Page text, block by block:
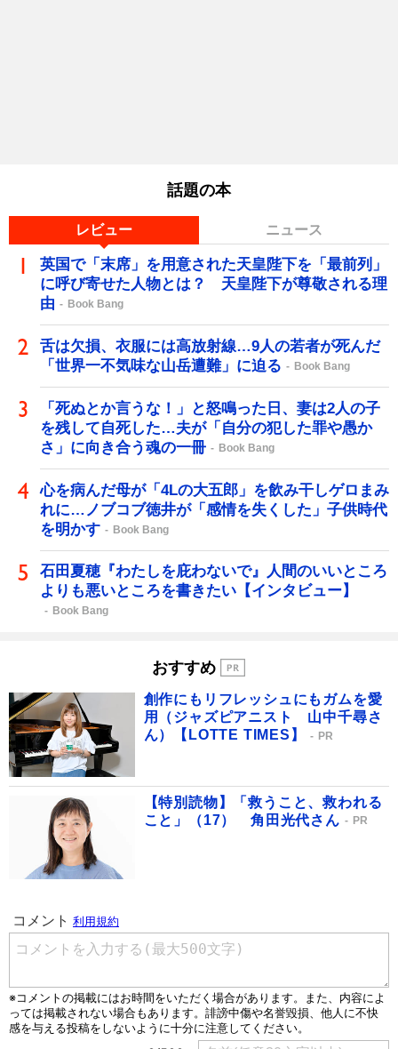
話題の本
レビュー ニュース
英国で「末席」を用意された天皇陛下を「最前列」
に呼び寄せた人物とは？ 天皇陛下が尊敬される理
由
Book Bang
舌は欠損、衣服には高放射線…9人の若者が死んだ
「世界一不気味な山岳遭難」に迫る
Book Bang
「死ぬとか言うな！」と怒鳴った日、妻は2人の子
を残して自死した…夫が「自分の犯した罪や愚か
さ」に向き合う魂の一冊
Book Bang
心を病んだ母が「4Lの大五郎」を飲み干しゲロまみ
れに…ノブコブ徳井が「感情を失くした」子供時代
を明かす
Book Bang
石田夏穂『わたしを庇わないで』人間のいいところ
よりも悪いところを書きたい【インタビュー】
Book Bang
おすすめ
創作にもリフレッシュにもガムを愛
用（ジャズピアニスト 山中千尋さ
ん）【LOTTE TIMES】
PR
【特別読物】「救うこと、救われる
こと」（17） 角田光代さん
PR